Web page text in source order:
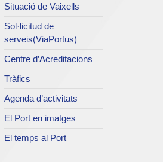
Situació de Vaixells
Sol·licitud de
serveis(ViaPortus)
Centre d’Acreditacions
Tràfics
Agenda d’activitats
El Port en imatges
El temps al Port